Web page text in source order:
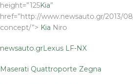
height=”125Kia”
href=”http://www.newsauto.gr/2013/
concept/”> Kia Niro
newsauto.grLexus LF-NX
Maserati Quattroporte Zegna